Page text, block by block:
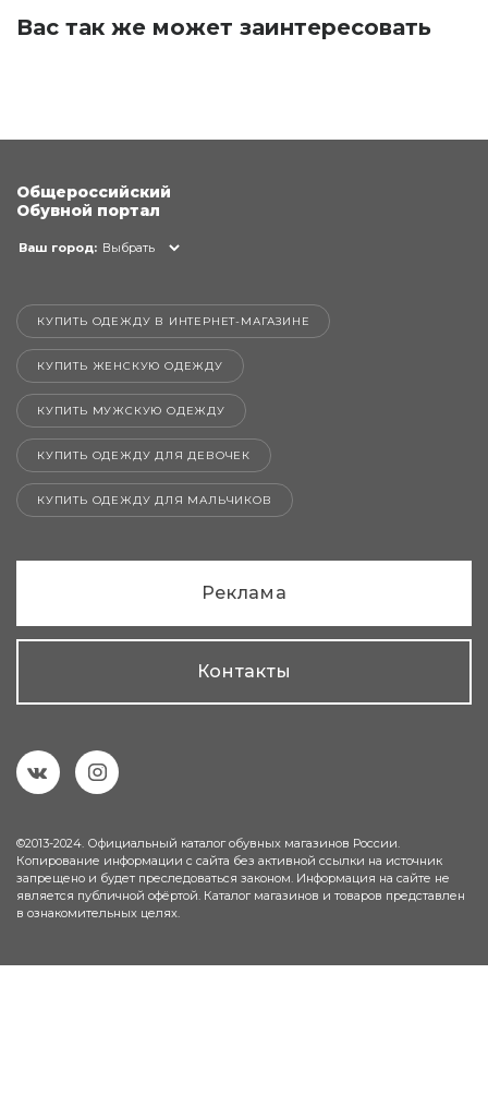
Вас так же может заинтересовать
Общероссийский
Обувной портал
Ваш город: Выбрать
КУПИТЬ ОДЕЖДУ В ИНТЕРНЕТ-МАГАЗИНЕ
КУПИТЬ ЖЕНСКУЮ ОДЕЖДУ
КУПИТЬ МУЖСКУЮ ОДЕЖДУ
КУПИТЬ ОДЕЖДУ ДЛЯ ДЕВОЧЕК
КУПИТЬ ОДЕЖДУ ДЛЯ МАЛЬЧИКОВ
Реклама
Контакты
©2013-2024. Официальный каталог обувных магазинов России.
Копирование информации с сайта без активной ссылки на источник
запрещено и будет преследоваться законом. Информация на сайте не
является публичной офёртой. Каталог магазинов и товаров представлен
в ознакомительных целях.